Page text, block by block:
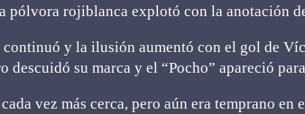
pólvora rojiblanca explotó con la anotación
y la ilusión aumentó con el gol de
descuidó su marca y el “Pocho” apareció
vez más cerca, pero aún era temprano